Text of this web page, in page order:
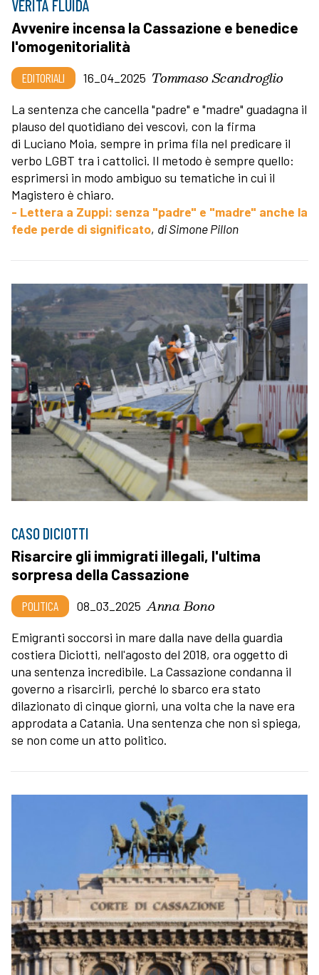
VERITÀ FLUIDA
Avvenire incensa la Cassazione e benedice
l'omogenitorialità
EDITORIALI 16_04_2025 Tommaso Scandroglio
La sentenza che cancella "padre" e "madre" guadagna il
plauso del quotidiano dei vescovi, con la firma
di Luciano Moia, sempre in prima fila nel predicare il
verbo LGBT tra i cattolici. Il metodo è sempre quello:
esprimersi in modo ambiguo su tematiche in cui il
Magistero è chiaro.
- Lettera a Zuppi: senza "padre" e "madre" anche la
fede perde di significato, di Simone Pillon
CASO DICIOTTI
Risarcire gli immigrati illegali, l'ultima
sorpresa della Cassazione
POLITICA 08_03_2025 Anna Bono
Emigranti soccorsi in mare dalla nave della guardia
costiera Diciotti, nell'agosto del 2018, ora oggetto di
una sentenza incredibile. La Cassazione condanna il
governo a risarcirli, perché lo sbarco era stato
dilazionato di cinque giorni, una volta che la nave era
approdata a Catania. Una sentenza che non si spiega,
se non come un atto politico.